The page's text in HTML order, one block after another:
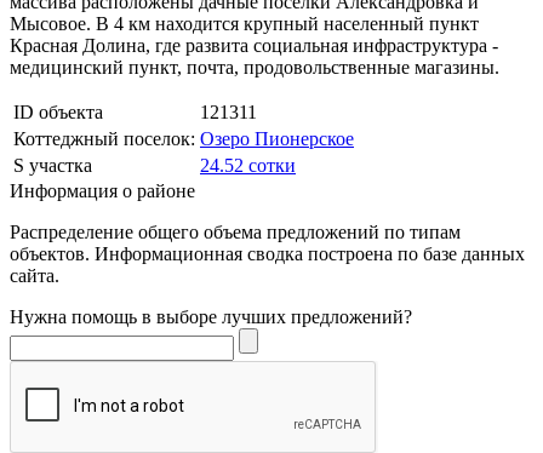
Мысовое. В 4 км находится крупный населенный пункт
Красная Долина, где развита социальная инфраструктура -
медицинский пункт, почта, продовольственные магазины.
ID объекта
121311
Коттеджный поселок: Озеро Пионерское
S участка
24.52 сотки
Информация о районе
Распределение общего объема предложений по типам
объектов. Информационная сводка построена по базе данных
сайта.
Нужна помощь в выборе лучших предложений?